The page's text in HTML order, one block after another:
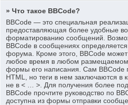
» Что такое BBCode?
BBCode — это специальная
предоставляющая более удобные
форматированию сообщений.
BBCode в сообщениях
форума. Кроме этого, BBCode
любое время в любом
формы его написания. Сам BBCode
HTML, но теги в нем заключаются в
не в < … >. Для получения более
BBCode прочтите руководство по
доступна из формы отправки